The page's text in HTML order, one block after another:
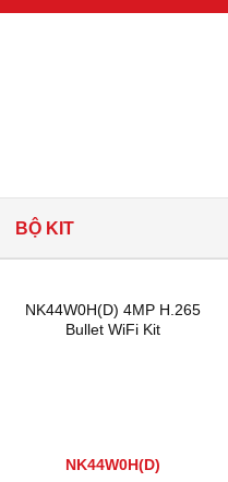
BỘ KIT
NK44W0H(D) 4MP H.265
Bullet WiFi Kit
NK44W0H(D)